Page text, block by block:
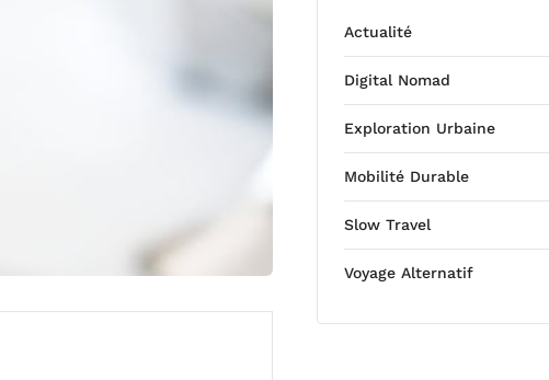
Actualité
Digital Nomad
Exploration Urbaine
Mobilité Durable
Slow Travel
Voyage Alternatif